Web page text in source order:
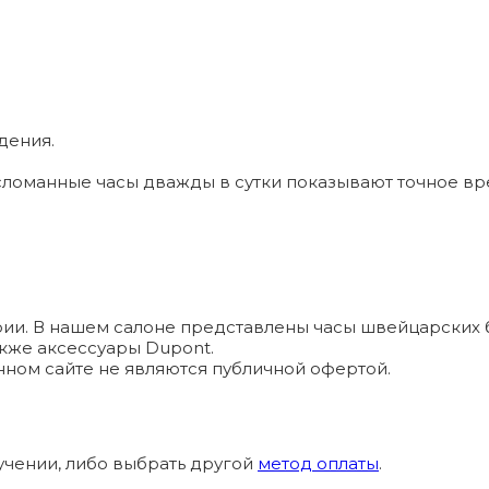
часы дважды в сутки показывают точное
В нашем салоне представлены часы швейцарских
аксессуары Dupont.
сайте не являются публичной офертой.
либо выбрать другой метод оплаты.